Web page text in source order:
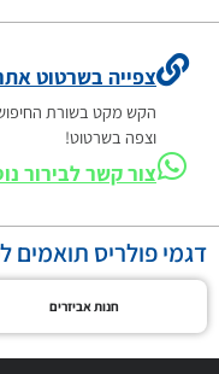
צפייה בשרטוט
הקש מקט בשורת
וצפה בשרטוט!
צור קשר לבירור
דגמי פולריס תואמים
חנות אביזרים